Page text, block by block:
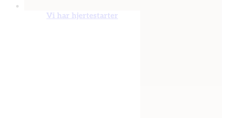
Vi har hjertestarter